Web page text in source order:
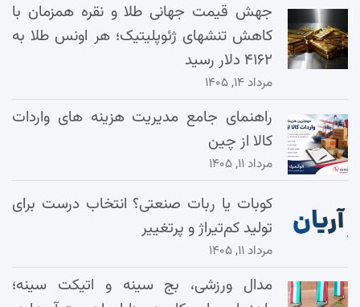
جهش قیمت جهانی طلا و نقره همزمان با
کاهش تنشهای ژئوپلیتیک؛ هر اونس طلا به
۴۱۶۲ دلار رسید
مرداد ۱۴, ۱۴۰۵
راهنمای جامع مدیریت هزینه‌ های واردات
کالا از چین
مرداد ۱۱, ۱۴۰۵
کوبات یا ربات صنعتی؟ انتخاب درست برای
تولید کم‌تیراژ و پرتغییر
مرداد ۱۱, ۱۴۰۵
مدال ورزشی، بج سینه و اتیکت سینه؛